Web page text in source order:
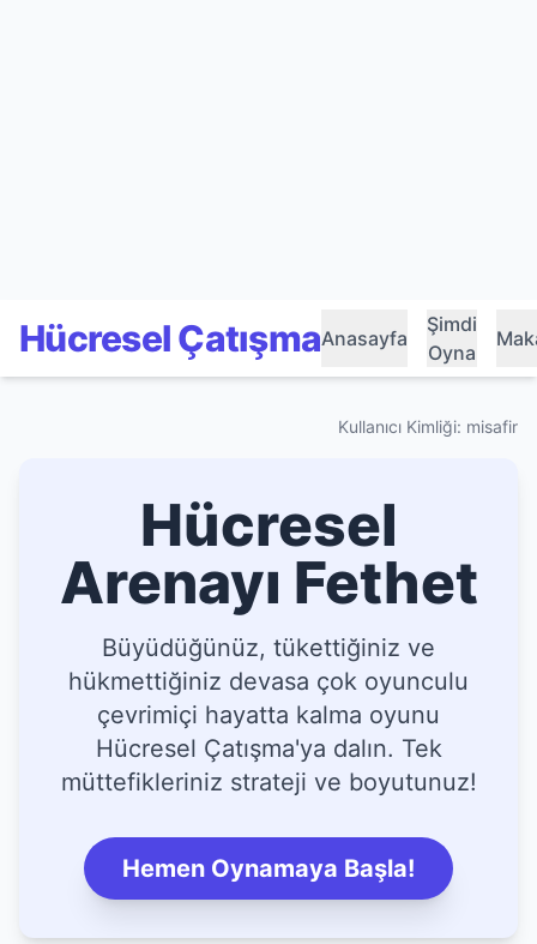
Hücresel ÇatışmaAnasayfa
Şimdi
Oyna
Kullanıcı Kimliği: misafir
Hücresel
Arenayı Fethet
Büyüdüğünüz, tükettiğiniz ve
hükmettiğiniz devasa çok oyunculu
çevrimiçi hayatta kalma oyunu
Hücresel Çatışma'ya dalın. Tek
müttefikleriniz strateji ve boyutunuz!
Hemen Oynamaya Başla!